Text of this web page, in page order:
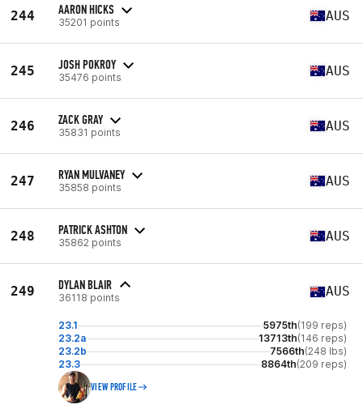
244 AARON HICKS
35201 points AUS
245 JOSH POKROY
35476 points AUS
246 ZACK GRAY
35831 points AUS
247 RYAN MULVANEY
35858 points AUS
248 PATRICK ASHTON
35862 points AUS
249 DYLAN BLAIR
36118 points AUS
23.1 5975th(199 reps)
23.2a
13713th(146 reps)
23.2b
7566th(248 lbs)
23.3
8864th(209 reps)
VIEW PROFILE